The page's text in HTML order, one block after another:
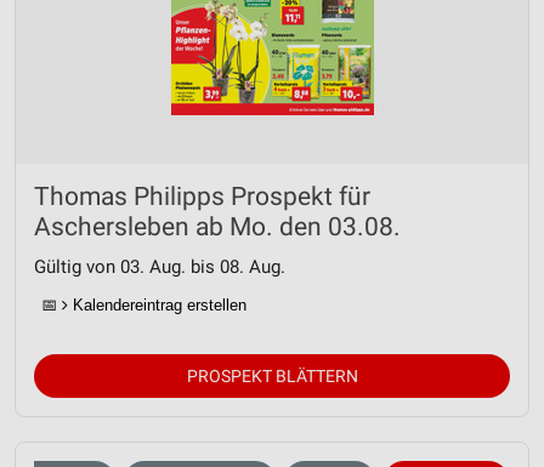
Thomas Philipps Prospekt für
Aschersleben ab Mo. den 03.08.
Gültig von 03. Aug. bis 08. Aug.
📅 Kalendereintrag erstellen
PROSPEKT BLÄTTERN